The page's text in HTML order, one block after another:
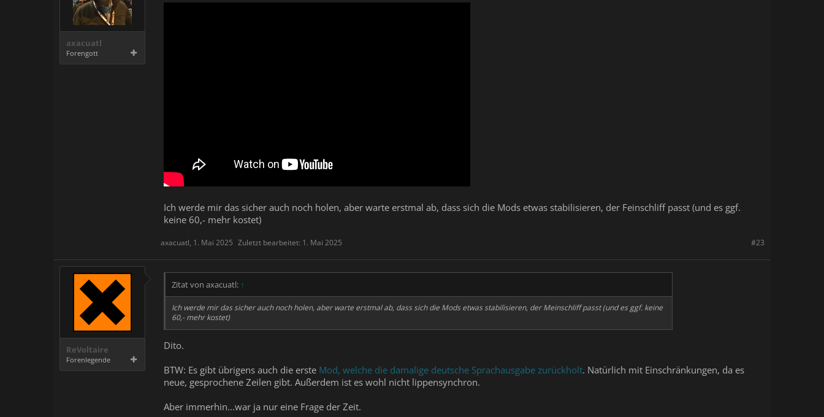
axacuatl
Forengott
Ich werde mir das sicher auch noch holen, aber warte erstmal ab, dass sich die Mods etwas stabilisieren, der Feinschliff passt (und es ggf.
keine 60,- mehr kostet)
#23
axacuatl, 1. Mai 2025 Zuletzt bearbeitet: 1. Mai 2025
ReVoltaire
Forenlegende
Zitat von axacuatl: ↑
Ich werde mir das sicher auch noch holen, aber warte erstmal ab, dass sich die Mods etwas stabilisieren, der Meinschliff passt (und es ggf. keine
60,- mehr kostet)
Dito.
BTW: Es gibt übrigens auch die erste Mod, welche die damalige deutsche Sprachausgabe zurückholt. Natürlich mit Einschränkungen, da es
neue, gesprochene Zeilen gibt. Außerdem ist es wohl nicht lippensynchron.
Aber immerhin...war ja nur eine Frage der Zeit.